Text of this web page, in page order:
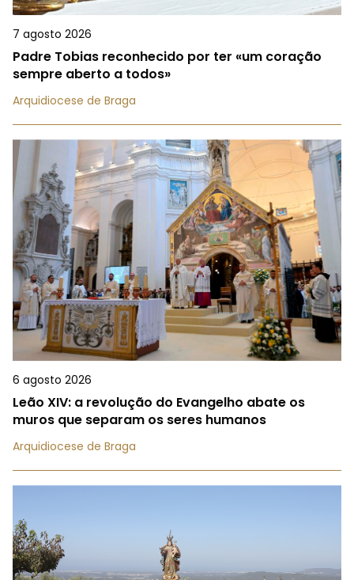
7 agosto 2026
Padre Tobias reconhecido por ter «um coração
sempre aberto a todos»
Arquidiocese de Braga
6 agosto 2026
Leão XIV: a revolução do Evangelho abate os
muros que separam os seres humanos
Arquidiocese de Braga